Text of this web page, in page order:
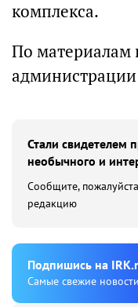
комплекса.
По материалам
Стали свидетелем
необычного и
Сообщите,
редакцию
Подпишиcь на
Cамые свежие